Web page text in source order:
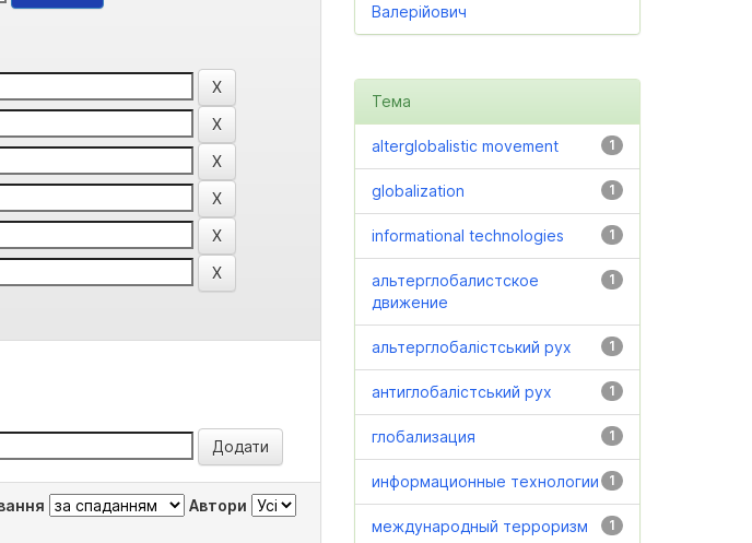
Автори
Валерійович
Тема
1
alterglobalistic movement
1
globalization
1
informational technologies
1
альтерглобалистское
движение
1
альтерглобалістський рух
1
антиглобалістський рух
1
глобализация
1
информационные технологии
1
международный терроризм